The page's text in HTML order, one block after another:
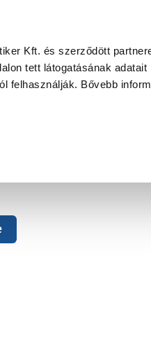
Kft. és szerződött
tett látogatásának adatait
felhasználják. Bővebb